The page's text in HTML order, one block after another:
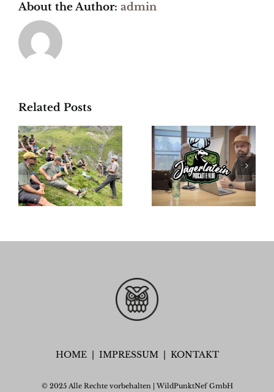
About the Author: admin
Related Posts
Jägerlatein
Wildhut
Schweiz
HOME| IMPRESSUM| KONTAKT
© 2025 Alle Rechte vorbehalten | WildPunktNef GmbH